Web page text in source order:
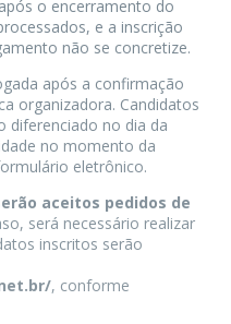
o encerramento do
e a inscrição
não se concretize.
após a confirmação
organizadora. Candidatos
diferenciado no dia da
no momento da
eletrônico.
aceitos pedidos de
será necessário realizar
inscritos serão
, conforme